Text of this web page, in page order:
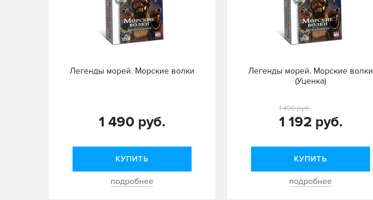
Легенды морей. Морские волки
1 490 руб.
КУПИТЬ
подробнее
Легенды морей. Морские волки
(Уценка)
1 192 руб.
1 490 руб.
КУПИТЬ
подробнее